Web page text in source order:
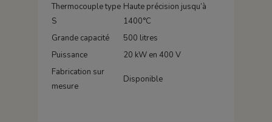
Thermocouple type
S
Haute précision jusqu’à
1400°C
Grande capacité
500 litres
Puissance
20 kW en 400 V
Fabrication sur
mesure
Disponible